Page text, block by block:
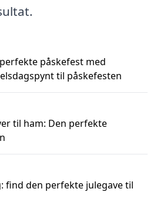
påskefest med
til påskefesten
til ham: Den perfekte
find den perfekte julegave til